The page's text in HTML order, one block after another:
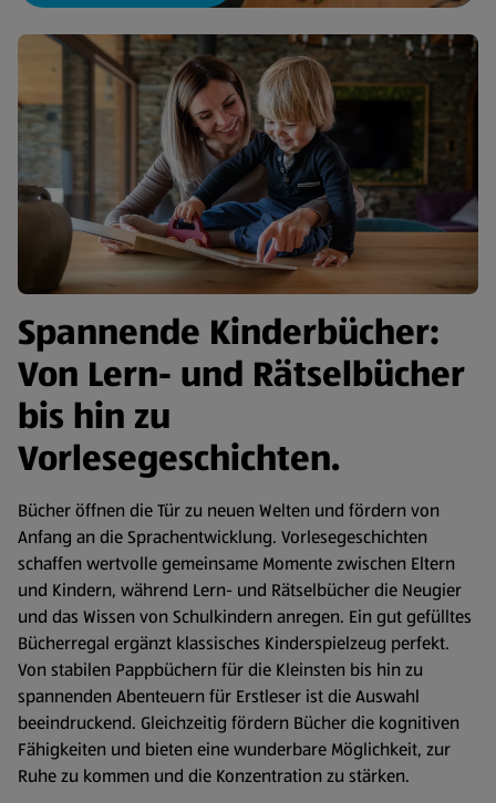
Spannende Kinderbücher:
Von Lern- und Rätselbücher
bis hin zu
Vorlesegeschichten.
Bücher öffnen die Tür zu neuen Welten und fördern von
Anfang an die Sprachentwicklung. Vorlesegeschichten
schaffen wertvolle gemeinsame Momente zwischen Eltern
und Kindern, während Lern- und Rätselbücher die Neugier
und das Wissen von Schulkindern anregen. Ein gut gefülltes
Bücherregal ergänzt klassisches Kinderspielzeug perfekt.
Von stabilen Pappbüchern für die Kleinsten bis hin zu
spannenden Abenteuern für Erstleser ist die Auswahl
beeindruckend. Gleichzeitig fördern Bücher die kognitiven
Fähigkeiten und bieten eine wunderbare Möglichkeit, zur
Ruhe zu kommen und die Konzentration zu stärken.